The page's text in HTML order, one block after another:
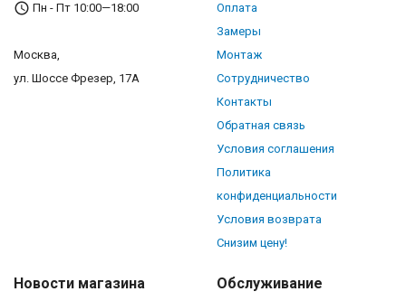
Пн - Пт 10:00—18:00
Москва,
ул. Шоссе Фрезер, 17А
Оплата
Замеры
Монтаж
Сотрудничество
Контакты
Обратная связь
Условия соглашения
Политика
конфиденциальности
Условия возврата
Снизим цену!
Новости магазина
Обслуживание